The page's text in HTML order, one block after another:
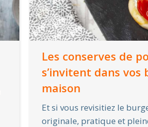
Les conserves de
s’invitent dans vos
maison
Et si vous revisitiez le
originale, pratique et